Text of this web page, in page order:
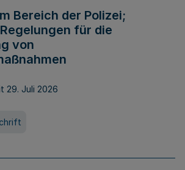
Bereich der Polizei;
für die
von
29. Juli 2026